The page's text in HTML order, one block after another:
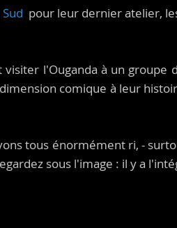
pour leur dernier atelier,
l'Ouganda à un groupe
comique à leur
tous énormément ri, -
sous l'image : il y a